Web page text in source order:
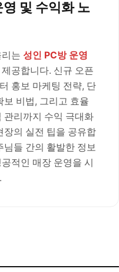
영 및 수익화 노
는 성인 PC방 운영
공합니다. 신규 오픈
홍보 마케팅 전략, 단
보 비법, 그리고 효율
관리까지 수익 극대화
장의 실전 팁을 공유합
님들 간의 활발한 정보
적인 매장 운영을 시